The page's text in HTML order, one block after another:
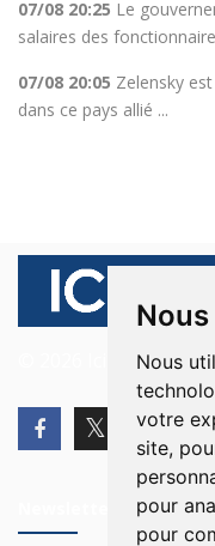
Nous
votre
site,
pour
pour
07/08 20:25 Le
salaires des
07/08 20:05 Zelensky
dans ce pays allié ...
© 2026 Ici Beyrouth.